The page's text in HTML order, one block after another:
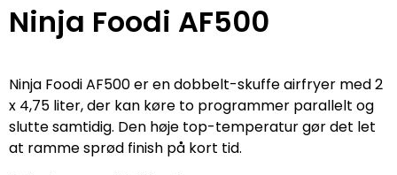
Ninja Foodi AF500
Ninja Foodi AF500 er en dobbelt-skuffe airfryer med 2
x 4,75 liter, der kan køre to programmer parallelt og
slutte samtidig. Den høje top-temperatur gør det let
at ramme sprød finish på kort tid.